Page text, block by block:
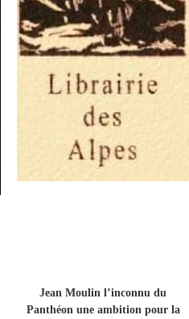
Jean Moulin l’inconnu du
Panthéon une ambition pour la